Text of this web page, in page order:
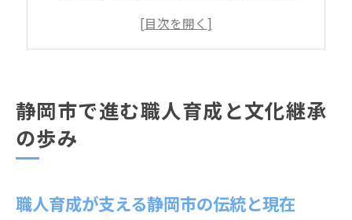
地域文化の要となる職人育成の歴史
伝統を未来へ繋ぐ静岡市の職人育成事例
静岡市伝統工芸職人の育成事例を探る
伝統を守る静岡市の職人育成の現場
静岡市で進む職人育成と文化継承
の歩み
職人育成が支える静岡市の伝統と現在